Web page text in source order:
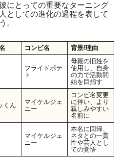
にとっての重要なターニング
としての進化の過程を表して
。
コンビ名 背景/理由
フライドポテ
ト
母親の旧姓を
使用し、自身
の力で活動開
始を目指す
くん
マイケルジェ
ニー
コンビ名変更
に伴い、より
親しみやすい
名前に
マイケルジェ
ニー
本名に回帰、
ネタとの一貫
性や芸人とし
ての覚悟